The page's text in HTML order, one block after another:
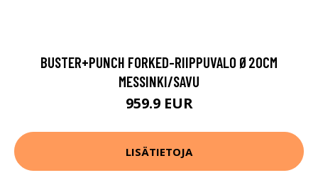
BUSTER+PUNCH FORKED-RIIPPUVALO Ø20CM
MESSINKI/SAVU
959.9 EUR
LISÄTIETOJA